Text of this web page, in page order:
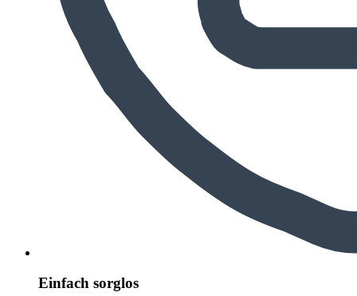
Einfach sorglos